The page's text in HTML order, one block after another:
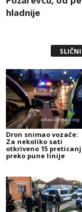
hladnije
Dron snimao vozače:
Za nekoliko sati
otkriveno 15
preko pune linije